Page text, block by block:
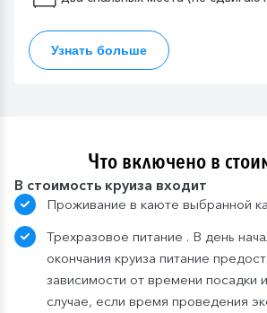
Узнать больше
Что включено в
В стоимость круиза входит
Проживание в каюте выбранной
Трехразовое питание . В день
окончания круиза питание
зависимости от времени посадки
случае, если время проведения